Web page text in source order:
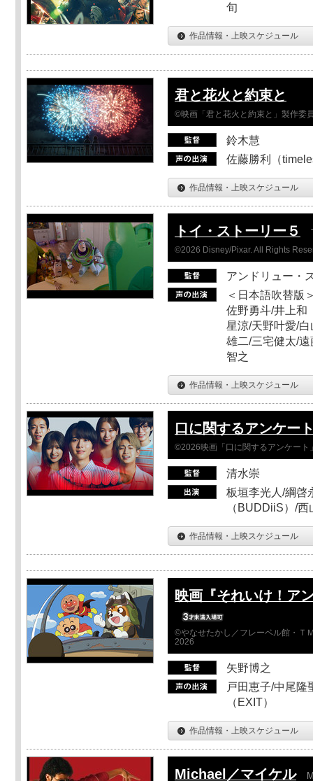
旬
作品情報・上映スケジュール
君と花火と約束と
©映画「君と花火と約束と」製作委
鈴木慧
佐藤勝利（
作品情報・上映スケジュール
トイ・ストーリー５
©2026 Disney/Pixar. All Rights
アンドリュー・
＜日本語吹替版
佐野勇斗/井上和
星涼/天野叶愛/
雄二/三宅健太/
智之
作品情報・上映スケジュール
口に関するアンケー
©2026映画「口に関するアンケート
清水崇
板垣李光人/綱啓
（BUDDiiS）/
作品情報・上映スケジュール
映画『それいけ！ア
©やなせたかし／フレーベル館・Ｔ
2026
矢野博之
戸田恵子/中尾隆
（EXIT）
作品情報・上映スケジュール
Michael／マイケル